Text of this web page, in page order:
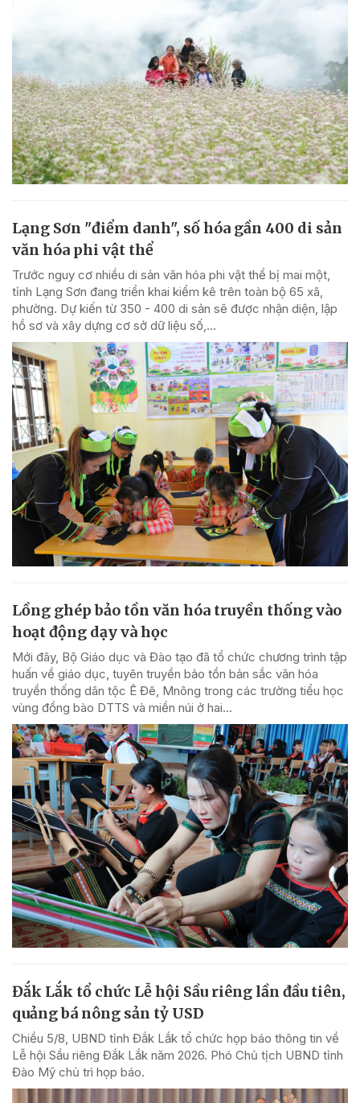
Lạng Sơn "điểm danh", số hóa gần 400 di sản
văn hóa phi vật thể
Trước nguy cơ nhiều di sản văn hóa phi vật thể bị mai một,
tỉnh Lạng Sơn đang triển khai kiểm kê trên toàn bộ 65 xã,
phường. Dự kiến từ 350 - 400 di sản sẽ được nhận diện, lập
hồ sơ và xây dựng cơ sở dữ liệu số,...
Lồng ghép bảo tồn văn hóa truyền thống vào
hoạt động dạy và học
Mới đây, Bộ Giáo dục và Đào tạo đã tổ chức chương trình tập
huấn về giáo dục, tuyên truyền bảo tồn bản sắc văn hóa
truyền thống dân tộc Ê Đê, Mnông trong các trường tiểu học
vùng đồng bào DTTS và miền núi ở hai...
Đắk Lắk tổ chức Lễ hội Sầu riêng lần đầu tiên,
quảng bá nông sản tỷ USD
Chiều 5/8, UBND tỉnh Đắk Lắk tổ chức họp báo thông tin về
Lễ hội Sầu riêng Đắk Lắk năm 2026. Phó Chủ tịch UBND tỉnh
Đào Mỹ chủ trì họp báo.